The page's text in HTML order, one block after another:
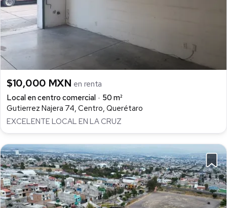
$10,000 MXN en renta
Local en centro comercial
50 m²
Gutierrez Najera 74, Centro, Querétaro
EXCELENTE LOCAL EN LA CRUZ